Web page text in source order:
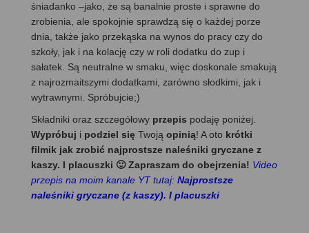
śniadanko –jako, że są banalnie proste i sprawne do
zrobienia, ale spokojnie sprawdzą się o każdej porze
dnia, także jako przekąska na wynos do pracy czy do
szkoły, jak i na kolację czy w roli dodatku do zup i
sałatek. Są neutralne w smaku, więc doskonale smakują
z najrozmaitszymi dodatkami, zarówno słodkimi, jak i
wytrawnymi. Spróbujcie;)
Składniki oraz szczegółowy przepis podaję poniżej.
Wypróbuj i podziel się Twoją opinią! A oto krótki
filmik jak zrobić najprostsze naleśniki gryczane z
kaszy. I placuszki 🙂 Zapraszam do obejrzenia! Video
przepis na moim kanale YT tutaj: Najprostsze
naleśniki gryczane (z kaszy). I placuszki